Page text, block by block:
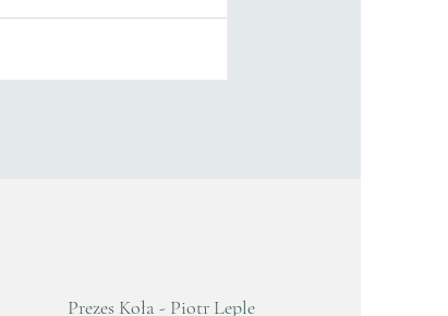
Prezes Koła - Piotr Leple